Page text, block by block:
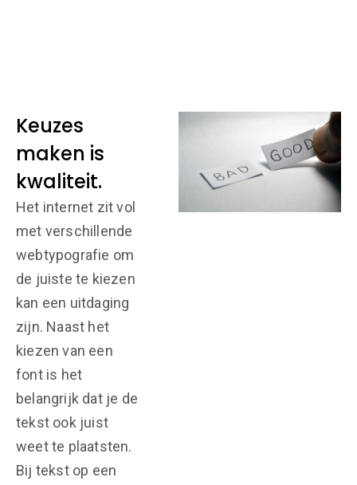
Keuzes
maken is
kwaliteit.
Het internet zit vol
met verschillende
webtypografie om
de juiste te kiezen
kan een uitdaging
zijn. Naast het
kiezen van een
font is het
belangrijk dat je de
tekst ook juist
weet te plaatsten.
Bij tekst op een